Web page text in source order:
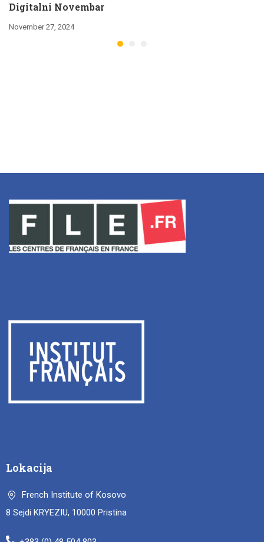
Digitalni Novembar
November 27, 2024
Lokacija
French Institute of Kosovo
8 Sejdi KRYEZIU, 10000 Pristina